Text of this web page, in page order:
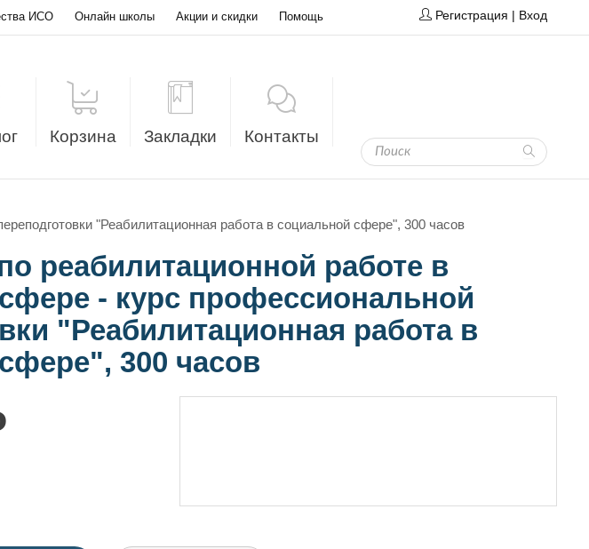
ИСО Онлайн школы Акции и скидки Помощь Регистрация | Вход
Корзина Закладки Контакты
"Реабилитационная работа в социальной сфере", 300 часов
реабилитационной работе в
- курс профессиональной
"Реабилитационная работа в
300 часов